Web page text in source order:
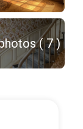
( 7 )